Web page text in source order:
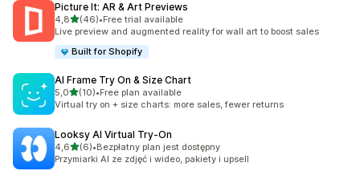
Picture It: AR & Art Previews
4,8na 5 gwiazdek
(46)
Łączna liczba recenzji: 46
•Free trial available
Live preview and augmented reality for wall art to boost sales
Built for Shopify
AI Frame Try On & Size Chart
5,0na 5 gwiazdek
(10)
Łączna liczba recenzji: 10
•Free plan available
Virtual try on + size charts: more sales, fewer returns
Looksy AI Virtual Try‑On
4,6na 5 gwiazdek
(6)
Łączna liczba recenzji: 6
•Bezpłatny plan jest dostępny
Przymiarki AI ze zdjęć i wideo, pakiety i upsell